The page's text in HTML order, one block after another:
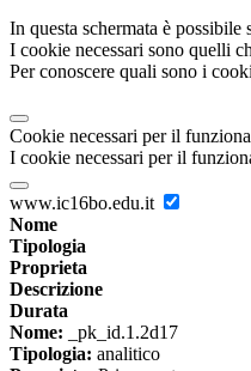
In questa schermata è
I cookie necessari sono quelli
Per conoscere quali sono i
Cookie necessari per il
I cookie necessari per il
www.ic16bo.edu.it
Nome
Tipologia
Proprieta
Descrizione
Durata
Nome: _pk_id.1.2d17
Tipologia: analitico